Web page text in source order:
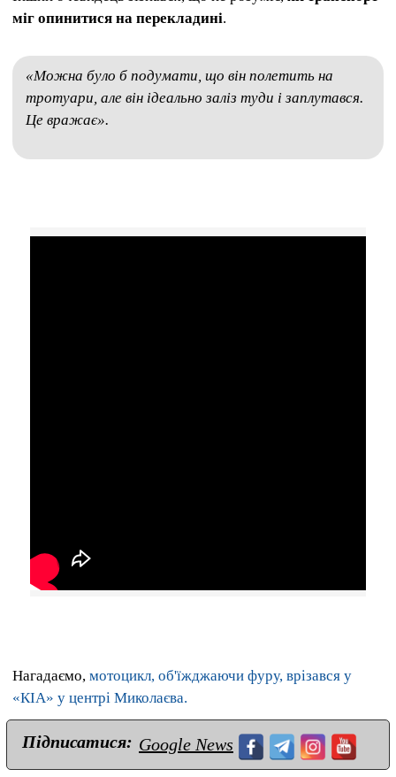
міг опинитися на перекладині.
«Можна було б подумати, що він полетить на
тротуари, але він ідеально заліз туди і заплутався.
Це вражає».
Нагадаємо, мотоцикл, об'їжджаючи фуру, врізався у
«КІА» у центрі Миколаєва.
Підписатися: Google News